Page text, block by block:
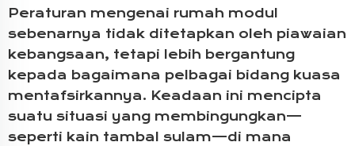
Peraturan mengenai rumah modul
sebenarnya tidak ditetapkan oleh piawaian
kebangsaan, tetapi lebih bergantung
kepada bagaimana pelbagai bidang kuasa
mentafsirkannya. Keadaan ini mencipta
suatu situasi yang membingungkan—
seperti kain tambal sulam—di mana